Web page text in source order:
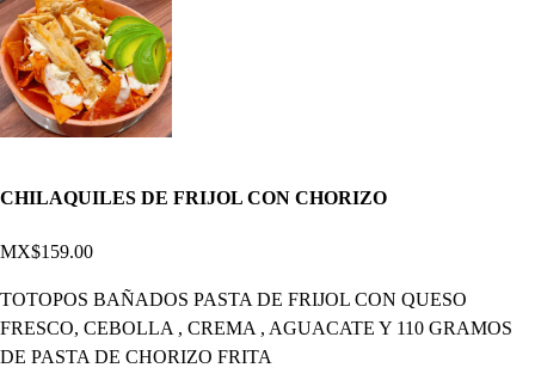
CHILAQUILES DE FRIJOL CON CHORIZO
MX$159.00
TOTOPOS BAÑADOS PASTA DE FRIJOL CON QUESO
FRESCO, CEBOLLA , CREMA , AGUACATE Y 110 GRAMOS
DE PASTA DE CHORIZO FRITA